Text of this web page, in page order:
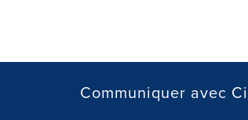
Communiquer avec